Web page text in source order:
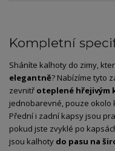
Kompletní
Sháníte kalhoty do zimy,
elegantně? Nabízíme tyto
zevnitř oteplené hřejivým
jednobarevné, pouze okolo
Přední i zadní kapsy jsou
pokud jste zvyklé po
jsou kalhoty do pasu na